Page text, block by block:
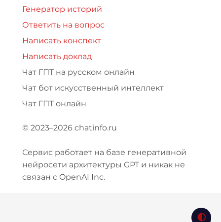
Генератор историй
Ответить на вопрос
Написать конспект
Написать доклад
Чат ГПТ на русском онлайн
Чат бот искусственный интеллект
Чат ГПТ онлайн
© 2023–2026 chatinfo.ru
Сервис работает на базе генеративной
нейросети архитектуры GPT и никак не
связан с OpenAI Inc.